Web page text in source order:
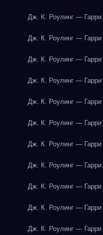
Дж. К. Роулинг — Гарри
Дж. К. Роулинг — Гарри
Дж. К. Роулинг — Гарри
Дж. К. Роулинг — Гарри
Дж. К. Роулинг — Гарри
Дж. К. Роулинг — Гарри
Дж. К. Роулинг — Гарри
Дж. К. Роулинг — Гарри
Дж. К. Роулинг — Гарри
Дж. К. Роулинг — Гарри
Дж. К. Роулинг — Гарри